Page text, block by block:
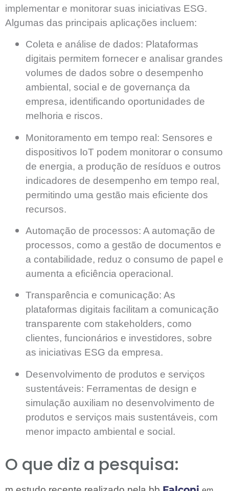
implementar e monitorar suas iniciativas ESG.
Algumas das principais aplicações incluem:
Coleta e análise de dados: Plataformas
digitais permitem fornecer e analisar grandes
volumes de dados sobre o desempenho
ambiental, social e de governança da
empresa, identificando oportunidades de
melhoria e riscos.
Monitoramento em tempo real: Sensores e
dispositivos IoT podem monitorar o consumo
de energia, a produção de resíduos e outros
indicadores de desempenho em tempo real,
permitindo uma gestão mais eficiente dos
recursos.
Automação de processos: A automação de
processos, como a gestão de documentos e
a contabilidade, reduz o consumo de papel e
aumenta a eficiência operacional.
Transparência e comunicação: As
plataformas digitais facilitam a comunicação
transparente com stakeholders, como
clientes, funcionários e investidores, sobre
as iniciativas ESG da empresa.
Desenvolvimento de produtos e serviços
sustentáveis: Ferramentas de design e
simulação auxiliam no desenvolvimento de
produtos e serviços mais sustentáveis, com
menor impacto ambiental e social.
O que diz a pesquisa: